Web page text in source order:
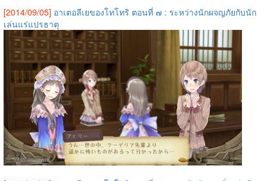
[2014/09/05] อาเตอลีเยของโทโทริ ตอนที่ ๗ : ระหว่างนักผจญภัยกับนัก
เล่นแร่แปรธาตุ